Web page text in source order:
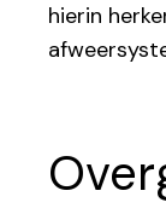
hierin